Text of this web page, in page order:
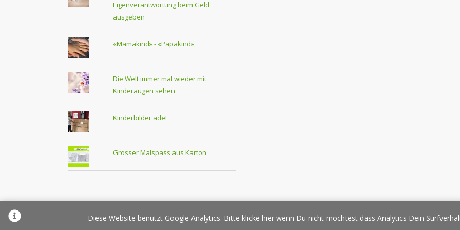
Eigenverantwortung beim Geld
ausgeben
«Mamakind» - «Papakind»
Die Welt immer mal wieder mit
Kinderaugen sehen
Kinderbilder ade!
Grosser Malspass aus Karton
Über Elternplanet Pressespiegel Werbung/Sponsoring Impressum Copyright
Diese Website benutzt Google Analytics. Bitte klicke hier wenn Du nicht möchtest dass Analytics Dein